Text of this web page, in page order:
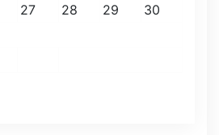
27 28 29
30